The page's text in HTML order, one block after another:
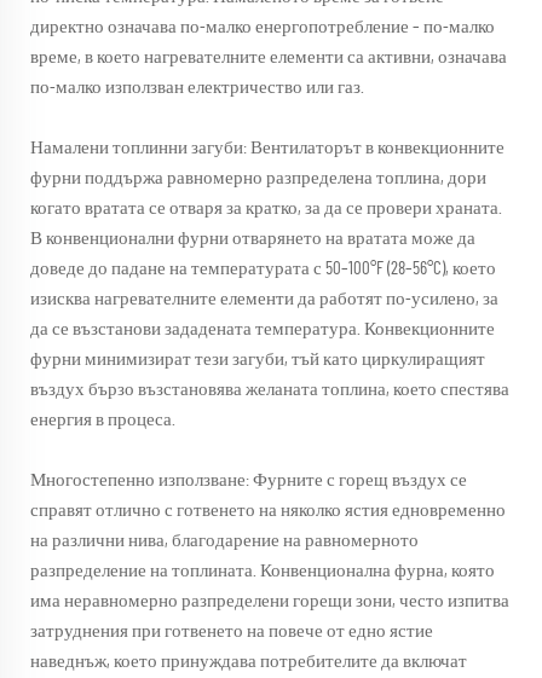
директно означава по-малко енергопотребление – по-малко
време, в което нагревателните елементи са активни, означава
по-малко използван електричество или газ.
Намалени топлинни загуби: Вентилаторът в конвекционните
фурни поддържа равномерно разпределена топлина, дори
когато вратата се отваря за кратко, за да се провери храната.
В конвенционални фурни отварянето на вратата може да
доведе до падане на температурата с 50–100°F (28–56°C), което
изисква нагревателните елементи да работят по-усилено, за
да се възстанови зададената температура. Конвекционните
фурни минимизират тези загуби, тъй като циркулиращият
въздух бързо възстановява желаната топлина, което спестява
енергия в процеса.
Многостепенно използване: Фурните с горещ въздух се
справят отлично с готвенето на няколко ястия едновременно
на различни нива, благодарение на равномерното
разпределение на топлината. Конвенционална фурна, която
има неравномерно разпределени горещи зони, често изпитва
затруднения при готвенето на повече от едно ястие
наведнъж, което принуждава потребителите да включат